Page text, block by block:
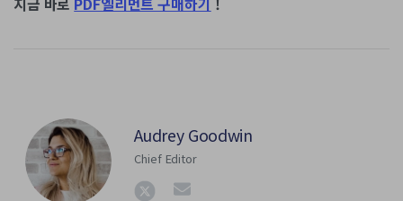
Audrey Goodwin
Chief Editor